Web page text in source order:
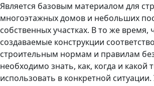
Является базовым материалом для
многоэтажных домов и небольших
собственных участках. В то же время,
создаваемые конструкции
строительным нормам и правилам
необходимо знать, как, когда и какой
использовать в конкретной ситуации.